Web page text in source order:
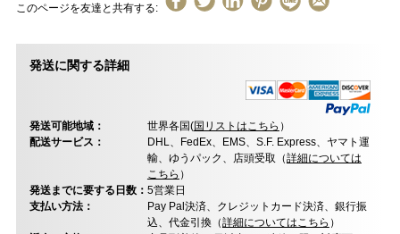
このページを友達と共有する:
発送に関する詳細
発送可能地域： 世界各国(国リストはこちら ）
配送サービス：
DHL、FedEx、EMS、S.F. Express、ヤマト運
輸、ゆうパック、店頭受取（詳細については
こちら ）
発送までに要する日数： 5営業日
支払い方法：
Pay Pal決済、クレジットカード決済、銀行振
込、代金引換（詳細についてはこちら ）